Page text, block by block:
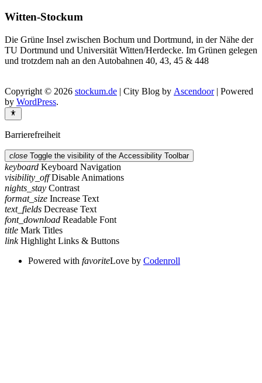
Witten-Stockum
Die Grüne Insel zwischen Bochum und Dortmund, in der Nähe der
TU Dortmund und Universität Witten/Herdecke. Im Grünen gelegen
und trotzdem nah an den Autobahnen 40, 43, 45 & 448
Copyright © 2026 stockum.de | City Blog by Ascendoor| Powered
by WordPress.
Barrierefreiheit
close Toggle the visibility of the Accessibility Toolbar
keyboard Keyboard Navigation
visibility_off Disable Animations
nights_stay Contrast
format_size Increase Text
text_fields Decrease Text
font_download Readable Font
title Mark Titles
link Highlight Links & Buttons
Powered with favoriteLove by Codenroll